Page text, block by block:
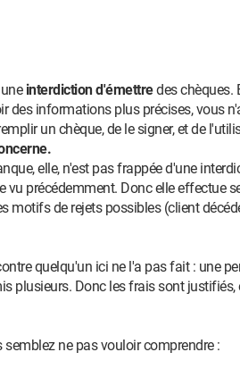
interdiction d'émettredes chèques.
des informations plus précises, vous
un chèque, de le signer, et de
elle, n'est pas frappée d'une
vu précédemment. Donc elle effectue
motifs de rejets possibles (client
quelqu'un ici ne l'a pas fait : une
plusieurs. Donc les frais sont justifiés,
ne pas vouloir comprendre :